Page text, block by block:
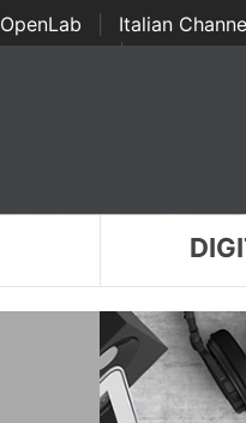
Italian
Awards | ...